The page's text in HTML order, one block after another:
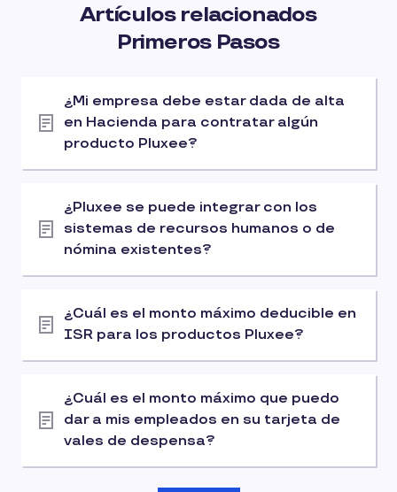
Artículos relacionados
Primeros Pasos
¿Mi empresa debe estar dada de alta
en Hacienda para contratar algún
producto Pluxee?
¿Pluxee se puede integrar con los
sistemas de recursos humanos o de
nómina existentes?
¿Cuál es el monto máximo deducible en
ISR para los productos Pluxee?
¿Cuál es el monto máximo que puedo
dar a mis empleados en su tarjeta de
vales de despensa?